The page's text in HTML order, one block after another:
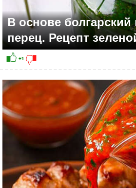
В основе
перец. Рецепт